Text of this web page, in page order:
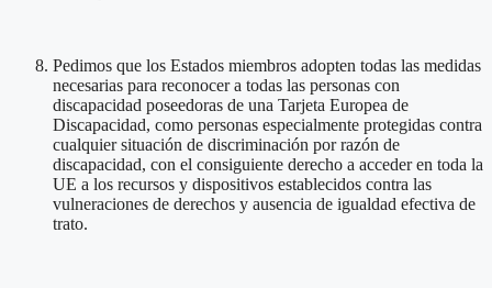
Pedimos que los Estados miembros adopten todas las medidas
necesarias para reconocer a todas las personas con
discapacidad poseedoras de una Tarjeta Europea de
Discapacidad, como personas especialmente protegidas contra
cualquier situación de discriminación por razón de
discapacidad, con el consiguiente derecho a acceder en toda la
UE a los recursos y dispositivos establecidos contra las
vulneraciones de derechos y ausencia de igualdad efectiva de
trato.